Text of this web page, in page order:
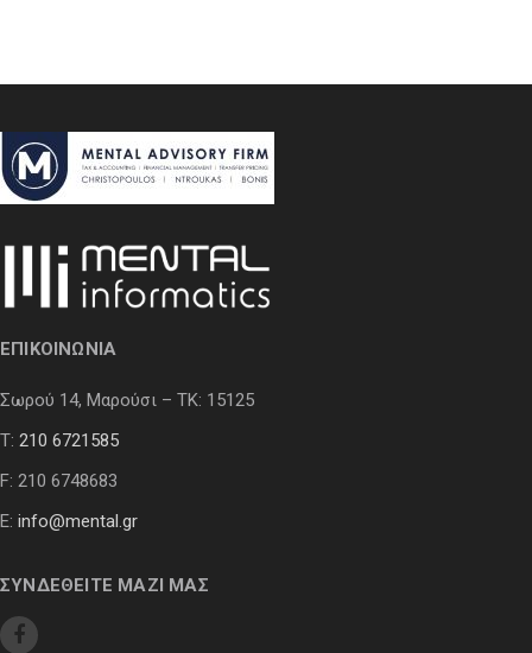
ΕΠΙΚΟΙΝΩΝΙΑ
Σωρού 14, Μαρούσι – ΤΚ: 15125
Τ: 210 6721585
F: 210 6748683
E: info@mental.gr
ΣΥΝΔΕΘΕΙΤΕ ΜΑΖΙ ΜΑΣ